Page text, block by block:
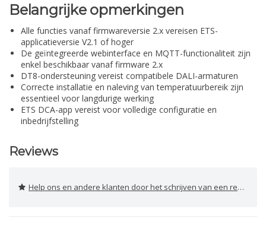
Belangrijke opmerkingen
Alle functies vanaf firmwareversie 2.x vereisen ETS-
applicatieversie V2.1 of hoger
De geïntegreerde webinterface en MQTT-functionaliteit zijn
enkel beschikbaar vanaf firmware 2.x
DT8-ondersteuning vereist compatibele DALI-armaturen
Correcte installatie en naleving van temperatuurbereik zijn
essentieel voor langdurige werking
ETS DCA-app vereist voor volledige configuratie en
inbedrijfstelling
Reviews
Help ons en andere klanten door het schrijven van een review